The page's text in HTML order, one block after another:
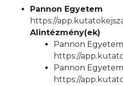
Pannon Egyetem
https://
Alintézmény(ek)
Pannon
https://
Pannon
https://